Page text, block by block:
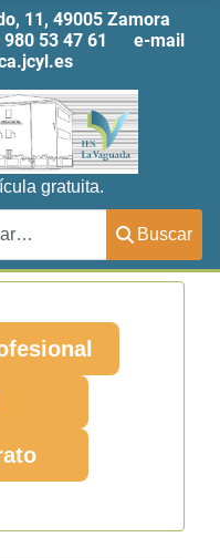
11, 49005 Zamora
980 53 47 61 e-mail
gratuita.
Buscar